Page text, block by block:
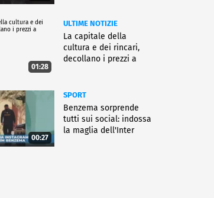
01:28
ULTIME NOTIZIE
La capitale della
cultura e dei rincari,
decollano i prezzi a
00:27
SPORT
Benzema sorprende
tutti sui social: indossa
la maglia dell'Inter